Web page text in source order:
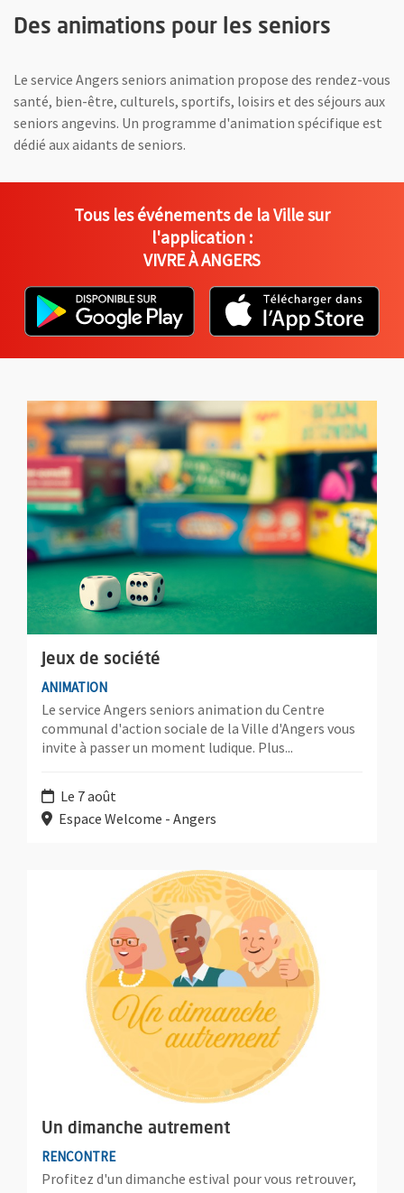
Des animations pour les seniors
Le service Angers seniors animation propose des rendez-vous
santé, bien-être, culturels, sportifs, loisirs et des séjours aux
seniors angevins. Un programme d'animation spécifique est
dédié aux aidants de seniors.
Tous les événements de la Ville sur
l'application :
VIVRE À ANGERS
L'application "Vivre à Angers" -
, Ouvre une nouvelle fenêtre ,
Jeux de société
ANIMATION
Le service Angers seniors animation du Centre
communal d'action sociale de la Ville d'Angers vous
invite à passer un moment ludique. Plus...
Le 7 août
Espace Welcome - Angers
Plus d'information sur l'évènement : Jeux de société
Un dimanche autrement
RENCONTRE
Profitez d'un dimanche estival pour vous retrouver,
Plus d'information sur l'évènement : Un dimanche autrement